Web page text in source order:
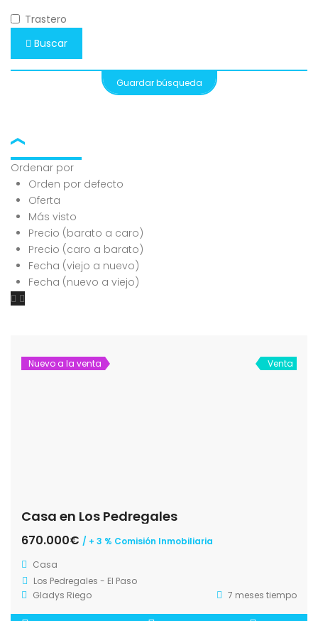
Trastero
Buscar
Guardar búsqueda
Ordenar por
Orden por defecto
Oferta
Más visto
Precio (barato a caro)
Precio (caro a barato)
Fecha (viejo a nuevo)
Fecha (nuevo a viejo)
Nuevo a la venta Venta
Casa en Los Pedregales
670.000€ / + 3 % Comisión Inmobiliaria
Casa
Los Pedregales - El Paso
Gladys Riego
7 meses tiempo